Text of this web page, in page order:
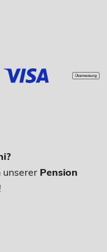
unserer Pension